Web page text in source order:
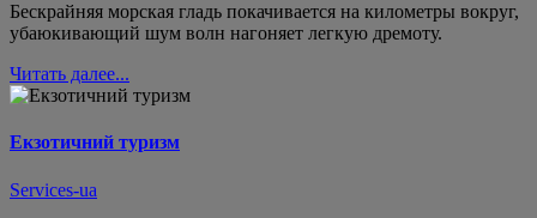
Бескрайняя морская гладь покачивается на километры вокруг,
убаюкивающий шум волн нагоняет легкую дремоту.
Читать далее...
Екзотичний туризм
Services-ua